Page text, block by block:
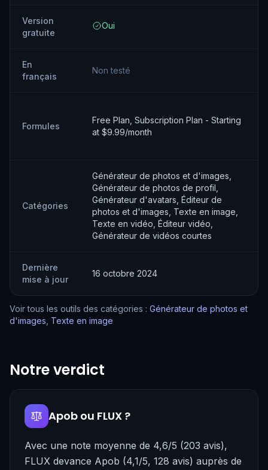
Version
gratuite
Oui
En
français
Non testé
Formules
Free Plan, Subscription Plan - Starting
at $9.99/month
Catégories
Générateur de photos et d'images,
Générateur de photos de profil,
Générateur d'avatars, Éditeur de
photos et d'images, Texte en image,
Texte en vidéo, Éditeur vidéo,
Générateur de vidéos courtes
Dernière
mise à jour
16 octobre 2024
Voir tous les outils des catégories : Générateur de photos et
d'images Texte en image
Notre verdict
Apob ou FLUX ?
Avec une note moyenne de 4,6/5 (203 avis),
FLUX devance Apob (4,1/5, 128 avis) auprès de